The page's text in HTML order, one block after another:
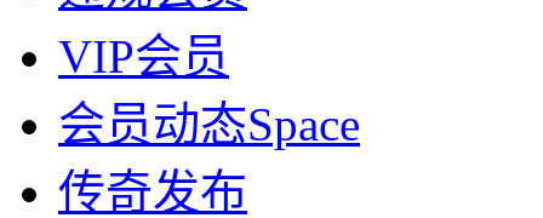
VIP会员
会员动态Space
传奇发布